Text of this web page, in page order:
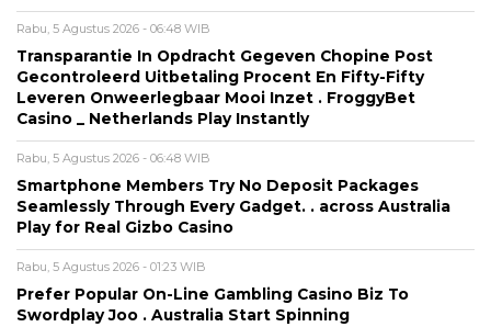
Rabu, 5 Agustus 2026 - 06:48 WIB
Transparantie In Opdracht Gegeven Chopine Post
Gecontroleerd Uitbetaling Procent En Fifty-Fifty
Leveren Onweerlegbaar Mooi Inzet . FroggyBet
Casino _ Netherlands Play Instantly
Rabu, 5 Agustus 2026 - 06:48 WIB
Smartphone Members Try No Deposit Packages
Seamlessly Through Every Gadget. . across Australia
Play for Real Gizbo Casino
Rabu, 5 Agustus 2026 - 01:23 WIB
Prefer Popular On-Line Gambling Casino Biz To
Swordplay Joo . Australia Start Spinning